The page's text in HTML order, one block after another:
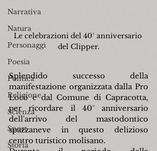
Narrativa
Natura
Personaggi
Poesia
Politica
Religione
Scienza
Sport
Storia
Le celebrazioni del 40° anniversario
del Clipper.
Splendido successo della
manifestazione organizzata dalla Pro
Loco e dal Comune di Capracotta,
per ricordare il 40° anniversario
dell'arrivo del mastodontico
spazzaneve in questo delizioso
centro turistico molisano.